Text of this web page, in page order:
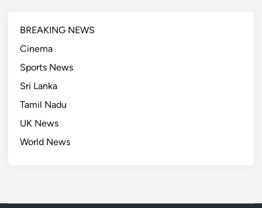
BREAKING NEWS
Cinema
Sports News
Sri Lanka
Tamil Nadu
UK News
World News